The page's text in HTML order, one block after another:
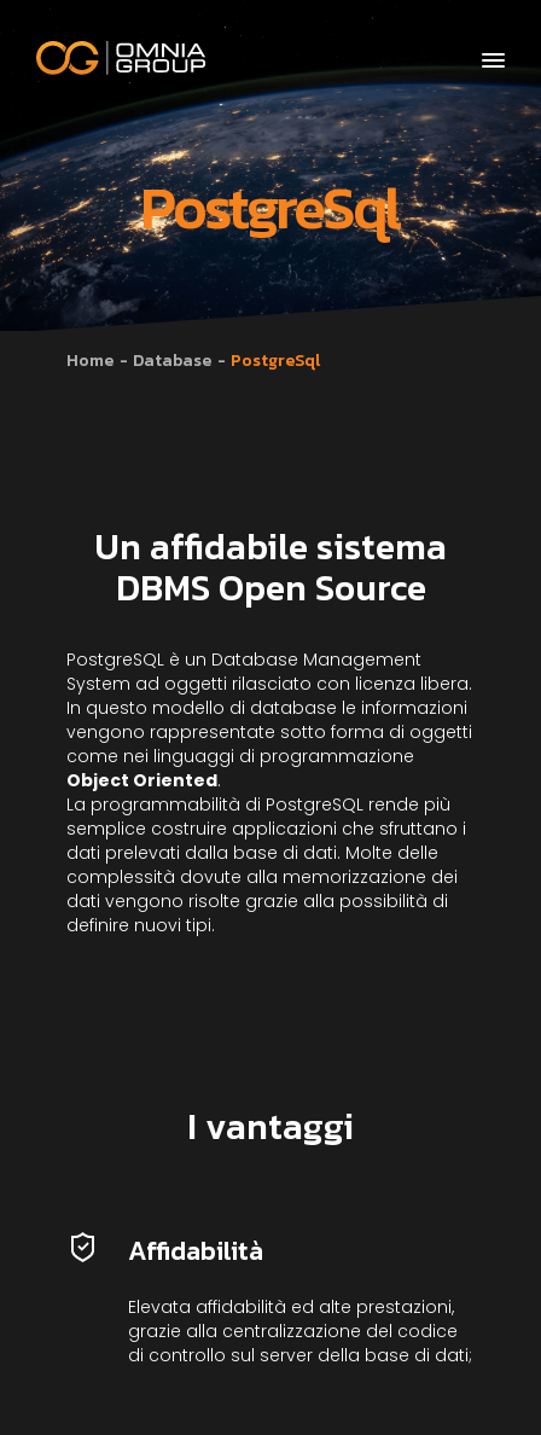
PostgreSql
Home Database PostgreSql
Un affidabile sistema
DBMS Open Source
PostgreSQL è un Database Management
System ad oggetti rilasciato con licenza libera.
In questo modello di database le informazioni
vengono rappresentate sotto forma di oggetti
come nei linguaggi di programmazione
Object Oriented.
La programmabilità di PostgreSQL rende più
semplice costruire applicazioni che sfruttano i
dati prelevati dalla base di dati. Molte delle
complessità dovute alla memorizzazione dei
dati vengono risolte grazie alla possibilità di
definire nuovi tipi.
I vantaggi
Affidabilità
Elevata affidabilità ed alte prestazioni,
grazie alla centralizzazione del codice
di controllo sul server della base di dati;